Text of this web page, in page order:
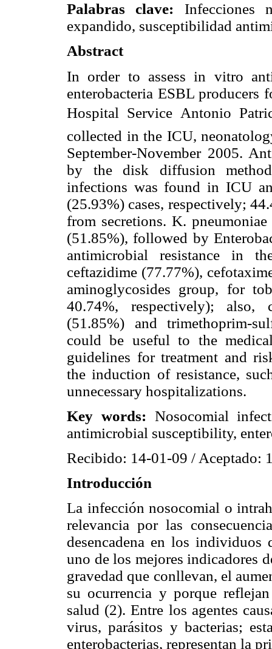
Palabras clave: Infecciones
expandido, susceptibilidad
Abstract
In order to assess in vitro
enterobacteria ESBL
Hospital Service Antonio
collected in the ICU,
September-November 2005.
by the disk diffusion
infections was found in ICU
(25.93%) cases, respectively;
from secretions. K.
(51.85%), followed by
antimicrobial resistance in
ceftazidime (77.77%),
aminoglycosides group, for
40.74%, respectively); also,
(51.85%) and trimethoprim-
could be useful to the
guidelines for treatment and
the induction of resistance,
unnecessary hospitalizations.
Key words: Nosocomial
antimicrobial susceptibility,
Recibido: 14-01-09 / Aceptado:
Introducción
La infección nosocomial o
relevancia por las
desencadena en los individuos
uno de los mejores indicadores
gravedad que conllevan, el
su ocurrencia y porque
salud (2). Entre los agentes
virus, parásitos y bacterias;
enterobacterias, representan la